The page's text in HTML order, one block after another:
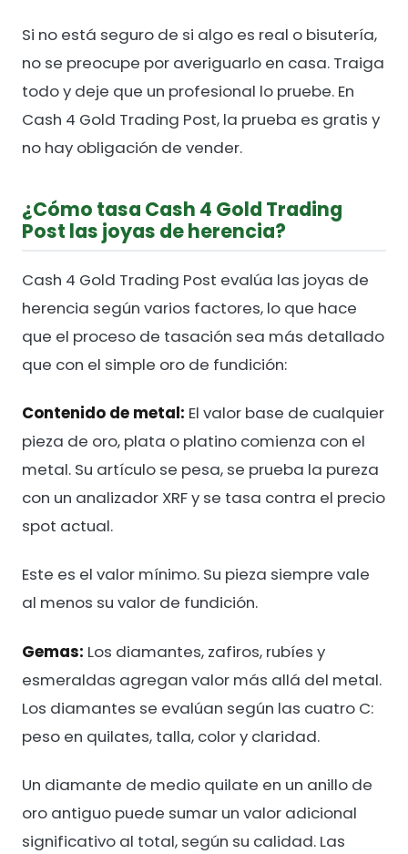
Si no está seguro de si algo es real o bisutería,
no se preocupe por averiguarlo en casa. Traiga
todo y deje que un profesional lo pruebe. En
Cash 4 Gold Trading Post, la prueba es gratis y
no hay obligación de vender.
¿Cómo tasa Cash 4 Gold Trading
Post las joyas de herencia?
Cash 4 Gold Trading Post evalúa las joyas de
herencia según varios factores, lo que hace
que el proceso de tasación sea más detallado
que con el simple oro de fundición:
Contenido de metal: El valor base de cualquier
pieza de oro, plata o platino comienza con el
metal. Su artículo se pesa, se prueba la pureza
con un analizador XRF y se tasa contra el precio
spot actual.
Este es el valor mínimo. Su pieza siempre vale
al menos su valor de fundición.
Gemas: Los diamantes, zafiros, rubíes y
esmeraldas agregan valor más allá del metal.
Los diamantes se evalúan según las cuatro C:
peso en quilates, talla, color y claridad.
Un diamante de medio quilate en un anillo de
oro antiguo puede sumar un valor adicional
significativo al total, según su calidad. Las